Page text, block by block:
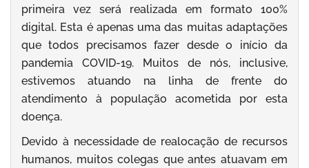
primeira vez será realizada em formato 100%
digital. Esta é apenas uma das muitas adaptações
que todos precisamos fazer desde o início da
pandemia COVID-19. Muitos de nós, inclusive,
estivemos atuando na linha de frente do
atendimento à população acometida por esta
doença.
Devido à necessidade de realocação de recursos
humanos, muitos colegas que antes atuavam em